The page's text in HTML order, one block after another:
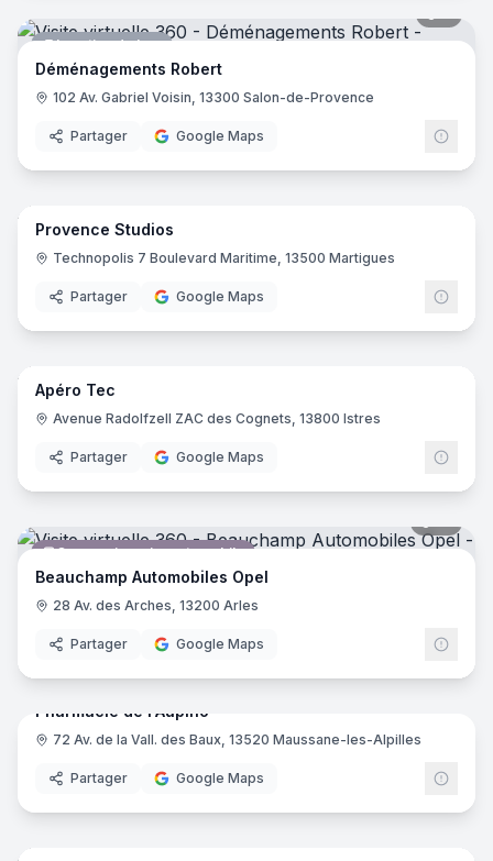
Location de box
Déménagements Robert
102 Av. Gabriel Voisin, 13300 Salon-de-Provence
Partager Google Maps
Théâtre
20
Provence Studios
Technopolis 7 Boulevard Maritime, 13500 Martigues
Partager Google Maps
Bar
10
Apéro Tec
Avenue Radolfzell ZAC des Cognets, 13800 Istres
Partager Google Maps
Concessionnaire automobile
Beauchamp Automobiles Opel
28 Av. des Arches, 13200 Arles
Partager Google Maps
Pharmacie
12
Pharmacie de l'Aupiho
72 Av. de la Vall. des Baux, 13520 Maussane-les-Alpilles
Partager Google Maps
19